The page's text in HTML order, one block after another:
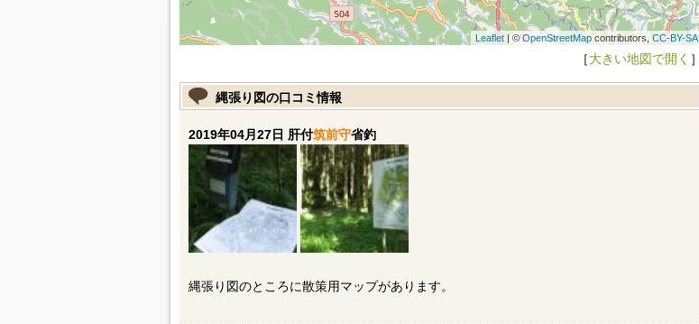
Leaflet| ©OpenStreetMapcontributors, CC-BY-SA
［大きい地図で開く ］
縄張り図の口コミ情報
2019年04月27日 肝付筑前守省釣
縄張り図のところに散策用マップがあります。